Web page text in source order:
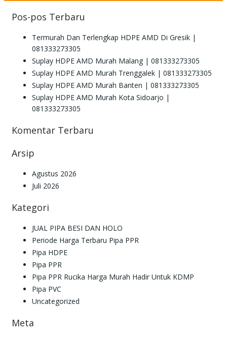
Pos-pos Terbaru
Termurah Dan Terlengkap HDPE AMD Di Gresik |
081333273305
Suplay HDPE AMD Murah Malang | 081333273305
Suplay HDPE AMD Murah Trenggalek | 081333273305
Suplay HDPE AMD Murah Banten | 081333273305
Suplay HDPE AMD Murah Kota Sidoarjo |
081333273305
Komentar Terbaru
Arsip
Agustus 2026
Juli 2026
Kategori
JUAL PIPA BESI DAN HOLO
Periode Harga Terbaru Pipa PPR
Pipa HDPE
Pipa PPR
Pipa PPR Rucika Harga Murah Hadir Untuk KDMP
Pipa PVC
Uncategorized
Meta